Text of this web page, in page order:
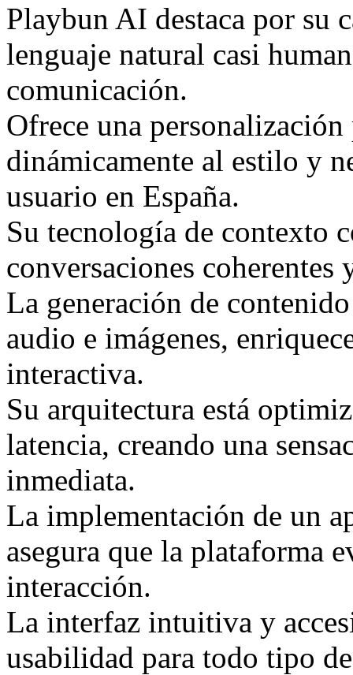
Playbun AI destaca por su
lenguaje natural casi
comunicación.
Ofrece una
dinámicamente al estilo y
usuario en España.
Su tecnología de contexto
conversaciones
La generación de
audio e imágenes,
interactiva.
Su arquitectura está
latencia, creando una
inmediata.
La implementación de un
asegura que la plataforma
interacción.
La interfaz intuitiva y
usabilidad para todo tipo